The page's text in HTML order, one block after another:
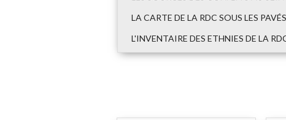
LA CARTE DE LA RDC SOUS LES
L'INVENTAIRE DES ETHNIES DE LA